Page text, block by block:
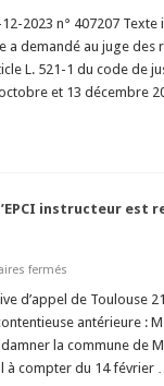
d’urbanisme
quand
il
y
a
de
2023 n° 407207
a demandé au juge
L. 521-1 du code de
et 13 décembre
instructeur est
ferméssur
d’urbanisme
l’EPCI
instructeur
est
responsable
d’appel de Toulouse
antérieure :
la commune de
à compter du 14 février